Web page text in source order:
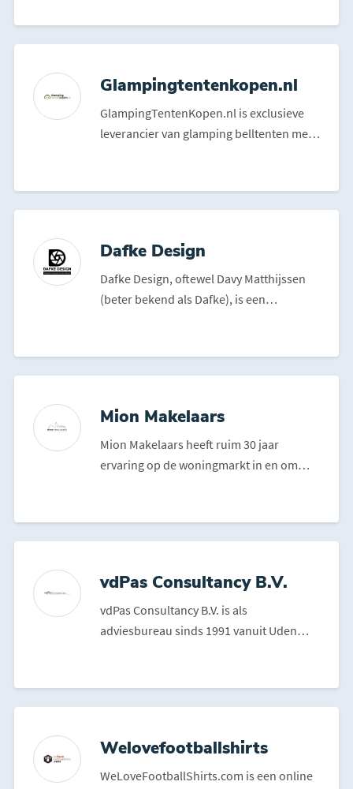
Glampingtentenkopen.nl
GlampingTentenKopen.nl is exclusieve
leverancier van glamping belltenten met
Dafke Design
Dafke Design, oftewel Davy Matthijssen
(beter bekend als Dafke), is een
Mion Makelaars
Mion Makelaars heeft ruim 30 jaar
ervaring op de woningmarkt in en om
vdPas Consultancy B.V.
vdPas Consultancy B.V. is als
adviesbureau sinds 1991 vanuit Uden
Welovefootballshirts
WeLoveFootballShirts.com is een online